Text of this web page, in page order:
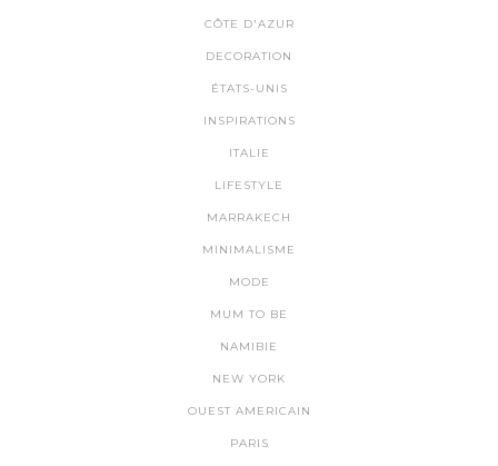
CÔTE D'AZUR
DECORATION
ÉTATS-UNIS
INSPIRATIONS
ITALIE
LIFESTYLE
MARRAKECH
MINIMALISME
MODE
MUM TO BE
NAMIBIE
NEW YORK
OUEST AMERICAIN
PARIS